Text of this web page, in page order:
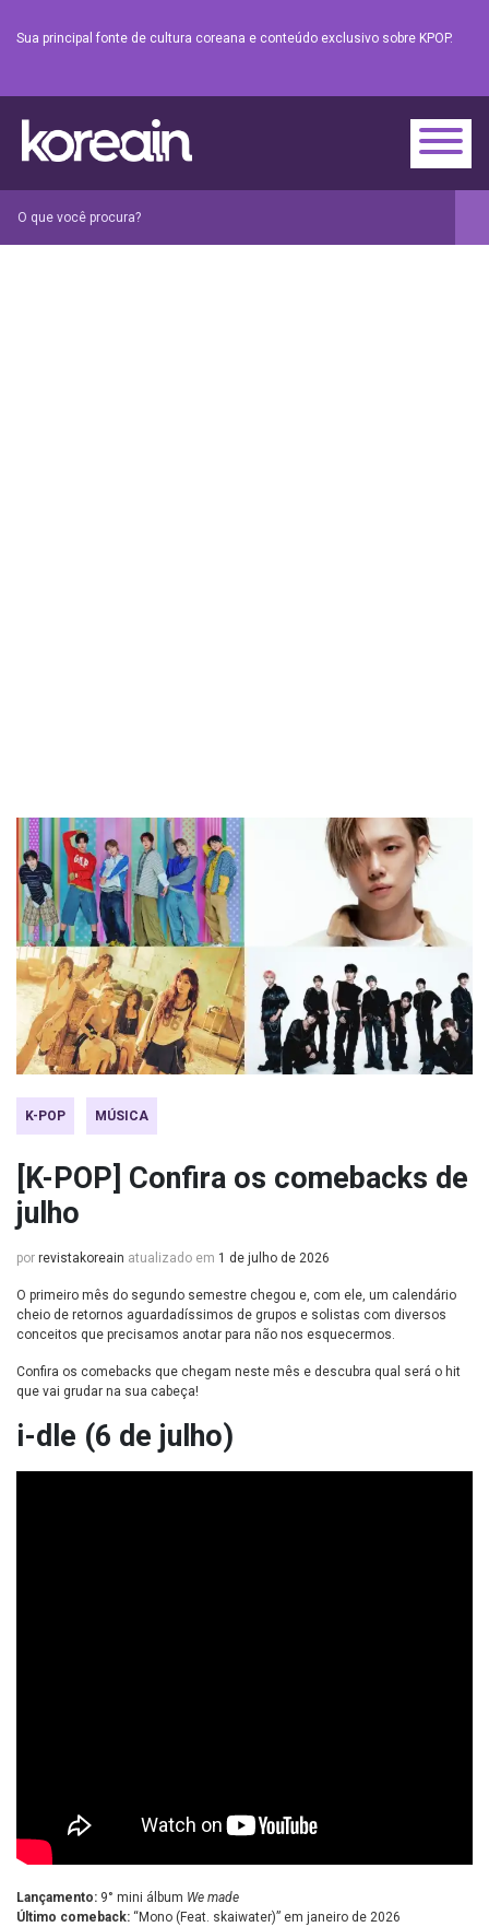
Sua principal fonte de cultura coreana e conteúdo exclusivo sobre KPOP.
K-POP MÚSICA
[K-POP] Confira os comebacks de
julho
por revistakoreain atualizado em 1 de julho de 2026
O primeiro mês do segundo semestre chegou e, com ele, um calendário
cheio de retornos aguardadíssimos de grupos e solistas com diversos
conceitos que precisamos anotar para não nos esquecermos.
Confira os comebacks que chegam neste mês e descubra qual será o hit
que vai grudar na sua cabeça!
i-dle (6 de julho)
Lançamento: 9° mini álbum We made
Último comeback: “Mono (Feat. skaiwater)” em janeiro de 2026